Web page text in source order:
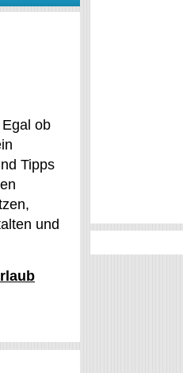
ob
Tipps
und